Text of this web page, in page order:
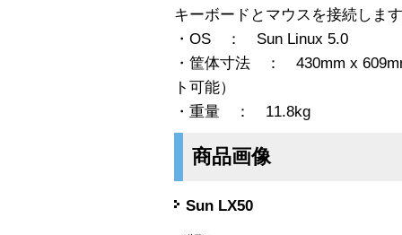
キーボードとマウスを接続しま
・OS ： Sun Linux 5.0
・筐体寸法 ： 430mm x
ト可能）
・重量 ： 11.8kg
商品画像
Sun LX50